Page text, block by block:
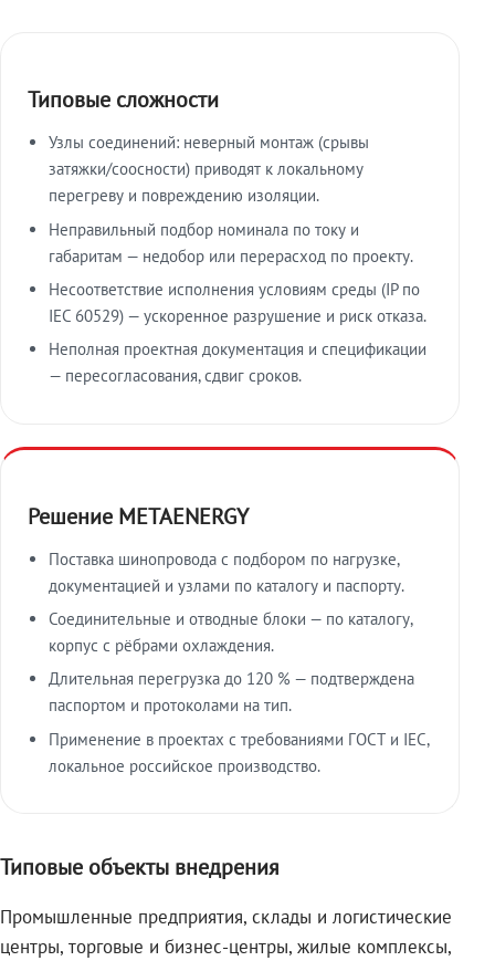
Типовые сложности
Узлы соединений: неверный монтаж (срывы
затяжки/соосности) приводят к локальному
перегреву и повреждению изоляции.
Неправильный подбор номинала по току и
габаритам — недобор или перерасход по проекту.
Несоответствие исполнения условиям среды (IP по
IEC 60529) — ускоренное разрушение и риск отказа.
Неполная проектная документация и спецификации
— пересогласования, сдвиг сроков.
Решение METAENERGY
Поставка шинопровода с подбором по нагрузке,
документацией и узлами по каталогу и паспорту.
Соединительные и отводные блоки — по каталогу,
корпус с рёбрами охлаждения.
Длительная перегрузка до 120 % — подтверждена
паспортом и протоколами на тип.
Применение в проектах с требованиями ГОСТ и IEC,
локальное российское производство.
Типовые объекты внедрения
Промышленные предприятия, склады и логистические
центры, торговые и бизнес-центры, жилые комплексы,